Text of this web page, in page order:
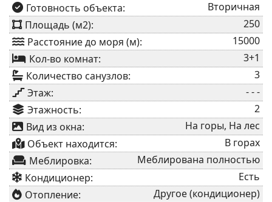
⁠Готовность объекта:
Вторичная
Площадь (м2):
250
Расстояние до моря (м):
15000
Кол-во комнат:
3+1
Количество санузлов:
3
Этаж:
- - -
Этажность:
2
Вид из окна:
На горы, На лес
Объект находится:
В горах
Меблировка:
Меблирована полностью
Кондиционер:
Есть
Отопление:
Другое (кондиционер)